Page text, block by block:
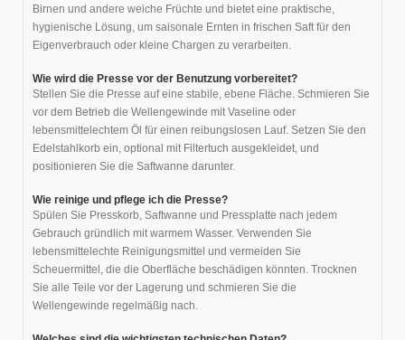
Birnen und andere weiche Früchte und bietet eine praktische,
hygienische Lösung, um saisonale Ernten in frischen Saft für den
Eigenverbrauch oder kleine Chargen zu verarbeiten.
Wie wird die Presse vor der Benutzung vorbereitet?
Stellen Sie die Presse auf eine stabile, ebene Fläche. Schmieren Sie
vor dem Betrieb die Wellengewinde mit Vaseline oder
lebensmittelechtem Öl für einen reibungslosen Lauf. Setzen Sie den
Edelstahlkorb ein, optional mit Filtertuch ausgekleidet, und
positionieren Sie die Saftwanne darunter.
Wie reinige und pflege ich die Presse?
Spülen Sie Presskorb, Saftwanne und Pressplatte nach jedem
Gebrauch gründlich mit warmem Wasser. Verwenden Sie
lebensmittelechte Reinigungsmittel und vermeiden Sie
Scheuermittel, die die Oberfläche beschädigen könnten. Trocknen
Sie alle Teile vor der Lagerung und schmieren Sie die
Wellengewinde regelmäßig nach.